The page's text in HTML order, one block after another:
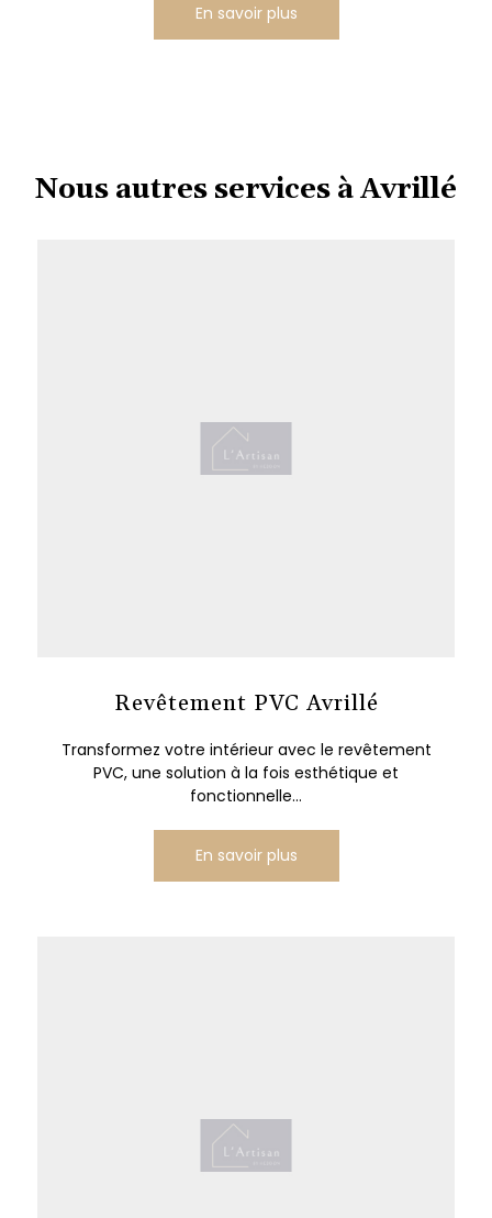
En savoir plus
Nous autres services à Avrillé
Revêtement PVC Avrillé
Transformez votre intérieur avec le revêtement
PVC, une solution à la fois esthétique et
fonctionnelle...
En savoir plus